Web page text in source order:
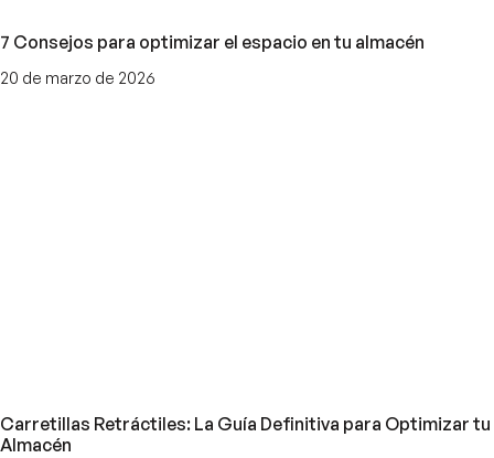
7 Consejos para optimizar el espacio en tu almacén
20 de marzo de 2026
Carretillas Retráctiles: La Guía Definitiva para Optimizar tu
Almacén